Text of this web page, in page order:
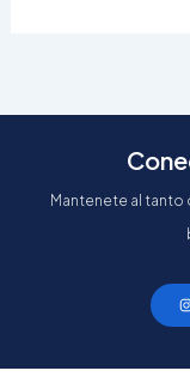
Mantenete al